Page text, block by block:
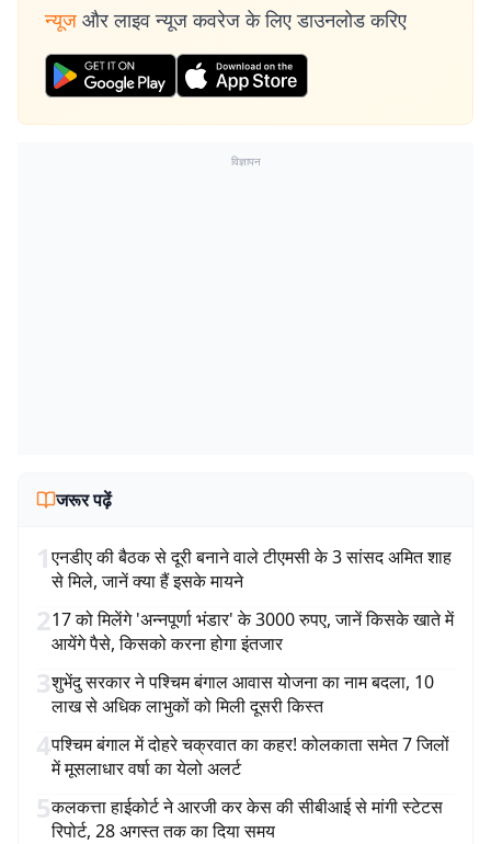
न्यूज और लाइव न्यूज कवरेज के लिए डाउनलोड करिए
विज्ञापन
जरूर पढ़ें
1एनडीए की बैठक से दूरी बनाने वाले टीएमसी के 3 सांसद अमित शाह
से मिले, जानें क्या हैं इसके मायने
217 को मिलेंगे 'अन्नपूर्णा भंडार' के 3000 रुपए, जानें किसके खाते में
आयेंगे पैसे, किसको करना होगा इंतजार
3शुभेंदु सरकार ने पश्चिम बंगाल आवास योजना का नाम बदला, 10
लाख से अधिक लाभुकों को मिली दूसरी किस्त
4पश्चिम बंगाल में दोहरे चक्रवात का कहर! कोलकाता समेत 7 जिलों
में मूसलाधार वर्षा का येलो अलर्ट
5कलकत्ता हाईकोर्ट ने आरजी कर केस की सीबीआई से मांगी स्टेटस
रिपोर्ट, 28 अगस्त तक का दिया समय